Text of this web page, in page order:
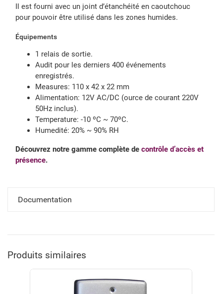
Il est fourni avec un joint d’étanchéité en caoutchouc
pour pouvoir être utilisé dans les zones humides.
Équipements
1 relais de sortie.
Audit pour les derniers 400 événements
enregistrés.
Measures: 110 x 42 x 22 mm
Alimentation: 12V AC/DC (ource de courant 220V
50Hz inclus).
Temperature: -10 ºC ~ 70ºC.
Humedité: 20% ~ 90% RH
Découvrez notre gamme complète de contrôle d’accès et
présence.
Documentation
Produits similaires